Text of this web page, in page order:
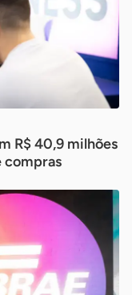
R$ 40,9 milhões
compras